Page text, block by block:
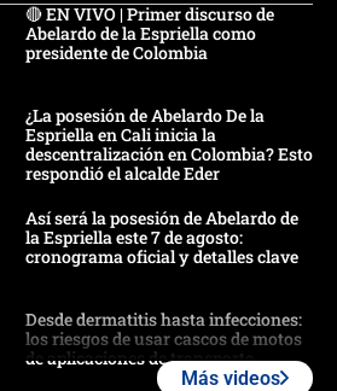
🔴 EN VIVO | Primer discurso de
Abelardo de la Espriella como
presidente de Colombia
¿La posesión de Abelardo De la
Espriella en Cali inicia la
descentralización en Colombia? Esto
respondió el alcalde Eder
Así será la posesión de Abelardo de
la Espriella este 7 de agosto:
cronograma oficial y detalles clave
Desde dermatitis hasta infecciones:
los riesgos de usar cascos de motos
de aplicaciones de transporte
Más videos